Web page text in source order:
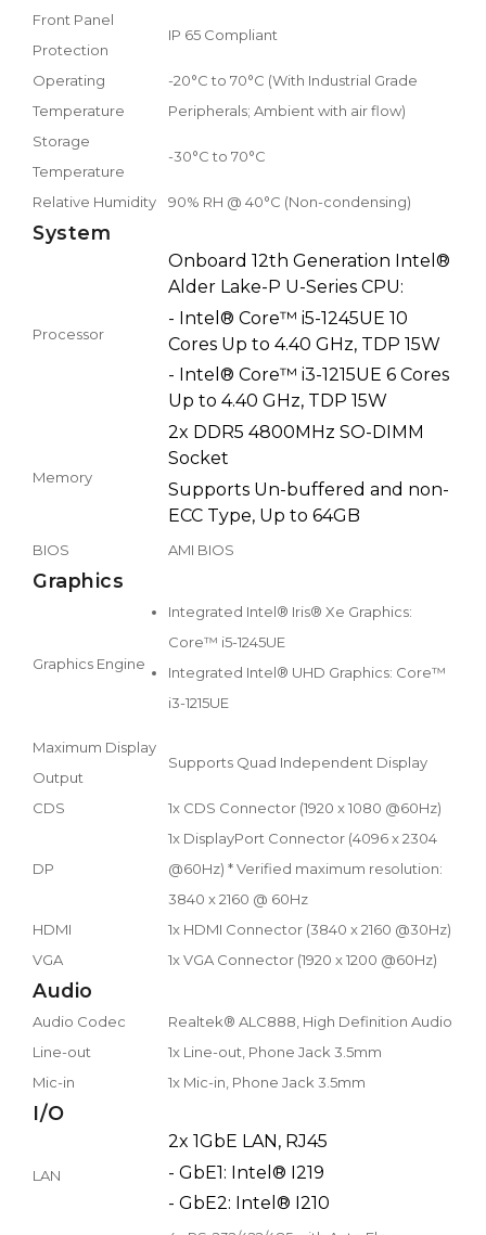
Front Panel
Protection
IP 65 Compliant
Operating
Temperature
-20°C to 70°C (With Industrial Grade
Peripherals; Ambient with air flow)
Storage
Temperature
-30°C to 70°C
Relative Humidity 90% RH @ 40°C (Non-condensing)
System
Processor
Onboard 12th Generation Intel®
Alder Lake-P U-Series CPU:
- Intel® Core™ i5-1245UE 10
Cores Up to 4.40 GHz, TDP 15W
- Intel® Core™ i3-1215UE 6 Cores
Up to 4.40 GHz, TDP 15W
Memory
2x DDR5 4800MHz SO-DIMM
Socket
Supports Un-buffered and non-
ECC Type, Up to 64GB
BIOS AMI BIOS
Graphics
Graphics Engine
Integrated Intel® Iris® Xe Graphics:
Core™ i5-1245UE
Integrated Intel® UHD Graphics: Core™
i3-1215UE
Maximum Display
Output
Supports Quad Independent Display
CDS 1x CDS Connector (1920 x 1080 @60Hz)
DP
1x DisplayPort Connector (4096 x 2304
@60Hz) * Verified maximum resolution:
3840 x 2160 @ 60Hz
HDMI
1x HDMI Connector (3840 x 2160 @30Hz)
VGA
1x VGA Connector (1920 x 1200 @60Hz)
Audio
Audio Codec
Realtek® ALC888, High Definition Audio
Line-out
1x Line-out, Phone Jack 3.5mm
Mic-in
1x Mic-in, Phone Jack 3.5mm
I/O
LAN
2x 1GbE LAN, RJ45
- GbE1: Intel® I219
- GbE2: Intel® I210